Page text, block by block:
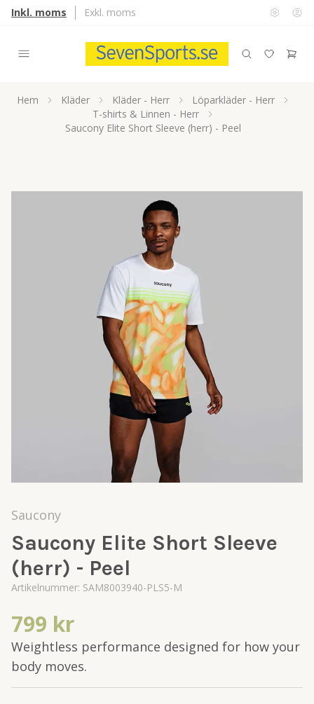
Inkl. moms Exkl. moms
Hem Kläder Kläder - Herr
Löparkläder - Herr
T-shirts & Linnen - Herr
Saucony Elite Short Sleeve (herr) - Peel
Saucony
Saucony Elite Short Sleeve
(herr) - Peel
Artikelnummer: SAM8003940-PLS5-M
799 kr
Weightless performance designed for how your
body moves.